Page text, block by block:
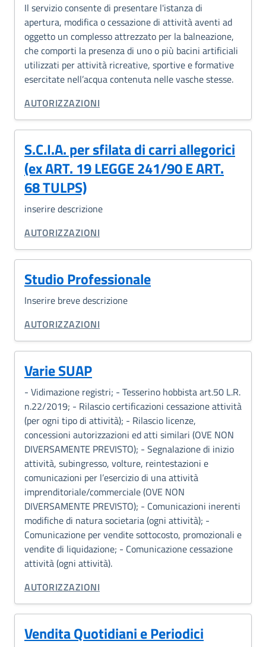
Il servizio consente di presentare l'istanza di
apertura, modifica o cessazione di attività aventi ad
oggetto un complesso attrezzato per la balneazione,
che comporti la presenza di uno o più bacini artificiali
utilizzati per attività ricreative, sportive e formative
esercitate nell’acqua contenuta nelle vasche stesse.
CATEGORIA CORRELATA:
AUTORIZZAZIONI
S.C.I.A. per sfilata di carri allegorici
(ex ART. 19 LEGGE 241/90 E ART.
68 TULPS)
inserire descrizione
CATEGORIA CORRELATA:
AUTORIZZAZIONI
Studio Professionale
Inserire breve descrizione
CATEGORIA CORRELATA:
AUTORIZZAZIONI
Varie SUAP
- Vidimazione registri; - Tesserino hobbista art.50 L.R.
n.22/2019; - Rilascio certificazioni cessazione attività
(per ogni tipo di attività); - Rilascio licenze,
concessioni autorizzazioni ed atti similari (OVE NON
DIVERSAMENTE PREVISTO); - Segnalazione di inizio
attività, subingresso, volture, reintestazioni e
comunicazioni per l’esercizio di una attività
imprenditoriale/commerciale (OVE NON
DIVERSAMENTE PREVISTO); - Comunicazioni inerenti
modifiche di natura societaria (ogni attività); -
Comunicazione per vendite sottocosto, promozionali e
vendite di liquidazione; - Comunicazione cessazione
attività (ogni attività).
CATEGORIA CORRELATA:
AUTORIZZAZIONI
Vendita Quotidiani e Periodici